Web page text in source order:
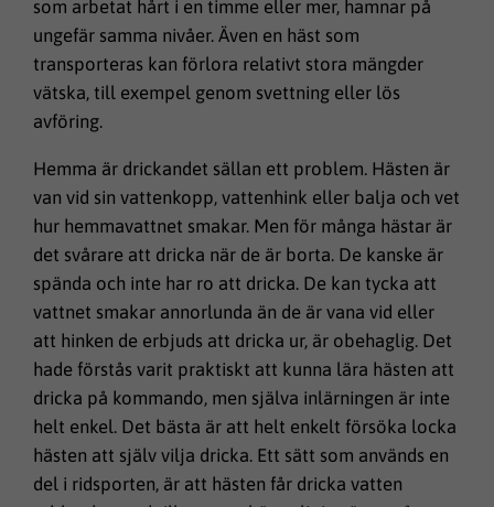
som arbetat hårt i en timme eller mer, hamnar på
ungefär samma nivåer. Även en häst som
transporteras kan förlora relativt stora mängder
vätska, till exempel genom svettning eller lös
avföring.
Hemma är drickandet sällan ett problem. Hästen är
van vid sin vattenkopp, vattenhink eller balja och vet
hur hemmavattnet smakar. Men för många hästar är
det svårare att dricka när de är borta. De kanske är
spända och inte har ro att dricka. De kan tycka att
vattnet smakar annorlunda än de är vana vid eller
att hinken de erbjuds att dricka ur, är obehaglig. Det
hade förstås varit praktiskt att kunna lära hästen att
dricka på kommando, men själva inlärningen är inte
helt enkel. Det bästa är att helt enkelt försöka locka
hästen att själv vilja dricka. Ett sätt som används en
del i ridsporten, är att hästen får dricka vatten